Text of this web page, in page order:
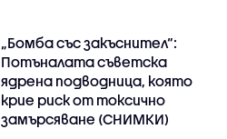
„Бомба със закъснител“:
Потъналата съветска
ядрена подводница, която
крие риск от токсично
замърсяване (СНИМКИ)